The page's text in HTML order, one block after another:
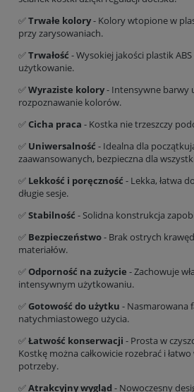
✅Trwałe kolory- Kolory wtopione w
przy zarysowaniach.
✅Trwałość - Wysokiej jakości plastik
użytkowanie.
✅Wyraziste kolory- Intensywne barwy
rozpoznawanie kolorów.
✅Cicha praca - Kostka nie trzeszczy
✅ Uniwersalność - Idealna dla
zaawansowanych, bezpieczna dla
✅ Lekkość i poręczność - Lekka, łatwa
długie sesje.
✅Stabilność - Solidna konstrukcja
✅ Bezpieczeństwo- Brak ostrych
materiałów.
✅Odporność na zużycie - Zachowuje
intensywnym użytkowaniu.
✅Gotowość do użytku - Nasmarowana
natychmiastowego użycia.
✅Łatwość konserwacji - Prosta w
Kostkę można całkowicie rozebrać i
potrzeby.
✅Atrakcyjny wygląd- Nowoczesny